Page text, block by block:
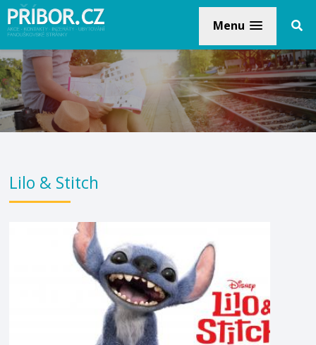
Menu
Lilo & Stitch